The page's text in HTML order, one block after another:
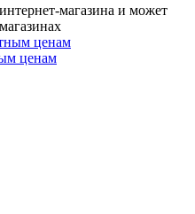
магазина и может
ценам